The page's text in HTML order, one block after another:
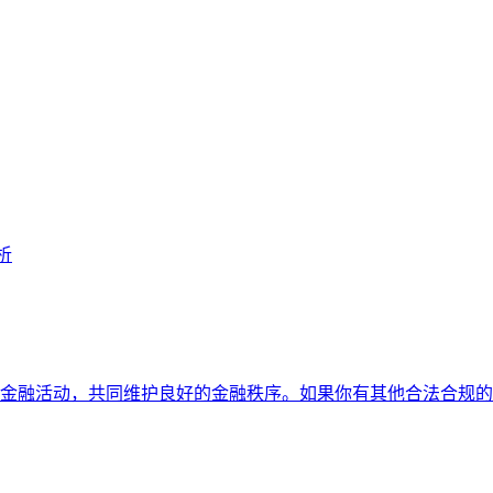
融活动，共同维护良好的金融秩序。如果你有其他合法合规